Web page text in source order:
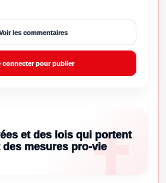
les commentaires
connecter pour publier
et des lois qui portent
mesures pro-vie